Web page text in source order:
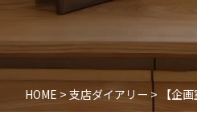
HOME >支店ダイアリー > 【企